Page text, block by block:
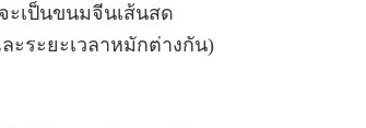
เป็นขนมจีนเส้นสด
ระยะเวลาหมักต่างกัน)